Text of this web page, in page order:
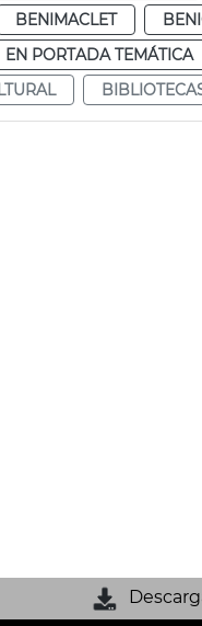
BENIMACLET
EN PORTADA TEMÁTICA